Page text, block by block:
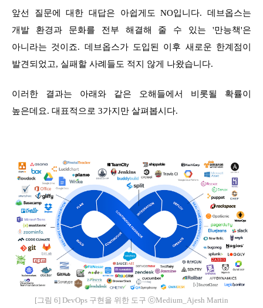
앞선 질문에 대한 대답은 아쉽게도 NO입니다. 데브옵스는
개발 환경과 문화를 전부 해결해 줄 수 있는 '만능책'은
아니라는 것이죠. 데브옵스가 도입된 이후 새로운 한계점이
발견되었고, 실패할 사례들도 적지 않게 나왔습니다.
이러한 결과는 아래와 같은 오해들에서 비롯될 확률이
높은데요. 대표적으로 3가지만 살펴봅시다.
[그림 6] DevOps 구현을 위한 도구 ⓒMedium_Ajesh Martin